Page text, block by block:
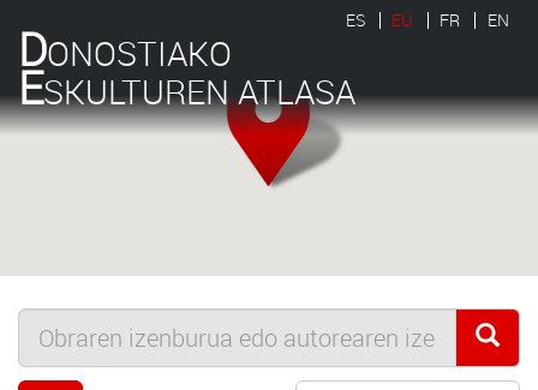
DONOSTIAKO
ESKULTUREN ATLASA
ES EU FR EN